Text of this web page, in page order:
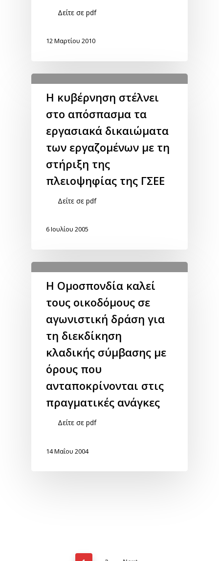
Δείτε σε pdf
12 Μαρτίου 2010
Η κυβέρνηση στέλνει
στο απόσπασμα τα
εργασιακά δικαιώματα
των εργαζομένων με τη
στήριξη της
πλειοψηφίας της ΓΣΕΕ
Δείτε σε pdf
6 Ιουλίου 2005
Η Ομοσπονδία καλεί
τους οικοδόμους σε
αγωνιστική δράση για
τη διεκδίκηση
κλαδικής σύμβασης με
όρους που
ανταποκρίνονται στις
πραγματικές ανάγκες
Δείτε σε pdf
14 Μαΐου 2004